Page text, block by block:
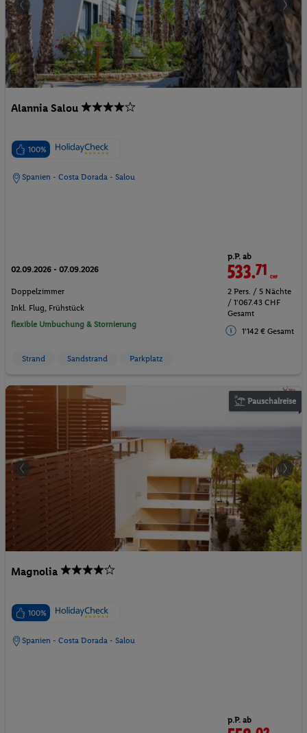
Alannia Salou
100%
Spanien - Costa Dorada - Salou
02.09.2026 - 07.09.2026
Doppelzimmer
Inkl. Flug, Frühstück
flexible Umbuchung & Stornierung
p.P. ab
533.71 CHF
2 Pers. / 5 Nächte
/ 1'067.43 CHF
Gesamt
1'142 € Gesamt
Strand Sandstrand Parkplatz
Pauschalreise
Magnolia
100%
Spanien - Costa Dorada - Salou
p.P. ab